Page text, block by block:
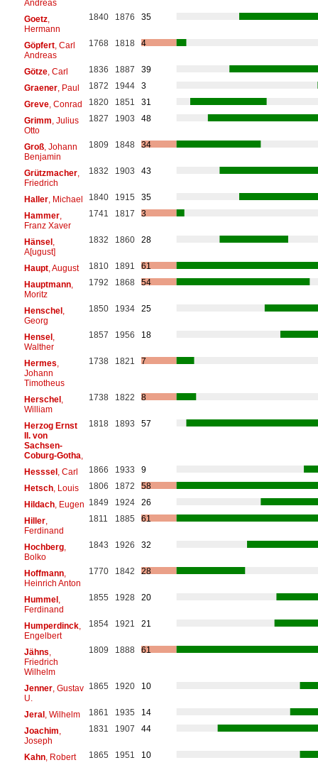
Andreas
Goetz,
Hermann
1840 1876 35
Göpfert, Carl
Andreas
1768 1818 4
Götze, Carl 1836 1887
39
Graener, Paul 1872 1944
3
Greve, Conrad 1820 1851
31
Grimm , Julius
Otto
1827 1903 48
Groß, Johann
Benjamin
1809 1848 34
Grützmacher,
Friedrich
1832 1903 43
Haller, Michael 1840 1915
35
Hammer,
Franz Xaver
1741 1817 3
Hänsel,
A[ugust]
1832 1860 28
Haupt, August 1810 1891
61
Hauptmann,
Moritz
1792 1868 54
Henschel,
Georg
1850 1934 25
Hensel,
Walther
1857 1956 18
Hermes
Johann
Timotheus
1738 1821 7
Herschel,
William
1738 1822 8
Herzog Ernst
II. von
Sachsen-
Coburg-Gotha
1818 1893 57
Hesssel, Carl 1866 1933
9
Hetsch, Louis 1806 1872
58
Hildach, Eugen 1849 1924
26
Hiller,
Ferdinand
1811 1885 61
Hochberg,
Bolko
1843 1926 32
Hoffmann,
Heinrich Anton
1770 1842 28
Hummel,
Ferdinand
1855 1928 20
Humperdinck,
Engelbert
1854 1921 21
Jähns
Friedrich
Wilhelm
1809 1888 61
Jenner, Gustav
U.
1865 1920 10
Jeral, Wilhelm 1861 1935
14
Joachim
Joseph
1831 1907 44
Kahn, Robert 1865 1951
10